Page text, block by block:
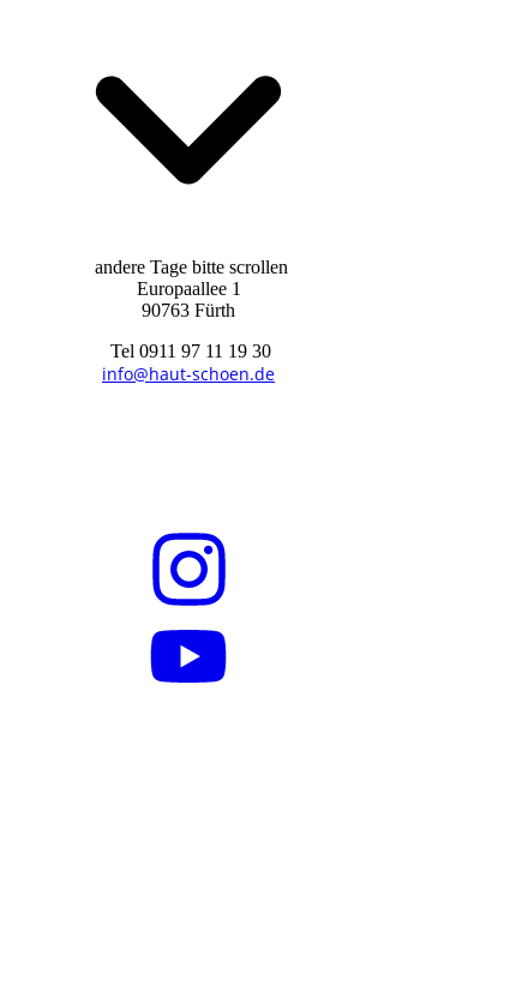
andere Tage bitte scrollen
Europaallee 1
90763 Fürth
Tel 0911 97 11 19 30
info@haut-schoen.de